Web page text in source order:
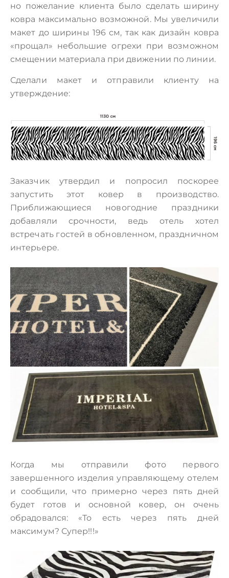
но пожелание клиента было сделать ширину
ковра максимально возможной. Мы увеличили
макет до ширины 196 см, так как дизайн ковра
«прощал» небольшие огрехи при возможном
смещении материала при движении по линии.
Сделали макет и отправили клиенту на
утверждение:
Заказчик утвердил и попросил поскорее
запустить этот ковер в производство.
Приближающиеся новогодние праздники
добавляли срочности, ведь отель хотел
встречать гостей в обновленном, праздничном
интерьере.
Когда мы отправили фото первого
завершенного изделия управляющему отелем
и сообщили, что примерно через пять дней
будет готов и основной ковер, он очень
обрадовался: «То есть через пять дней
максимум? Супер!!!»